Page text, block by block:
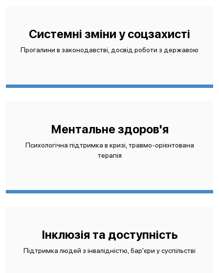
Системні зміни у соцзахисті
Прогалини в законодавстві, досвід роботи з державою
Ментальне здоров'я
Психологічна підтримка в кризі, травмо-орієнтована
терапія
Інклюзія та доступність
Підтримка людей з інвалідністю, бар'єри у суспільстві